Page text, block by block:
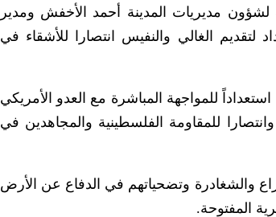
مديريات المدينة أحمد الأخفش ومدير
لتقديم الغالي والنفيس انتصارا للأشقاء في
للمواجهة المباشرة مع العدو الأمريكي
للمقاومة الفلسطينية والمجاهدين في
والشغادرة وتضحياتهم في الدفاع عن الأرض
المفتوحة.